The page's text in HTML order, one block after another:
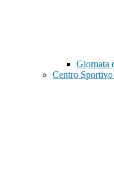
Giornata
Centro Sportivo